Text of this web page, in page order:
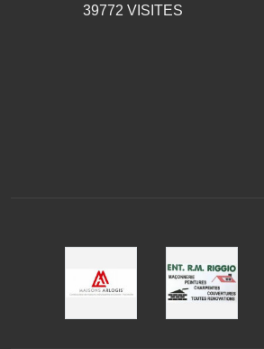
39772 VISITES